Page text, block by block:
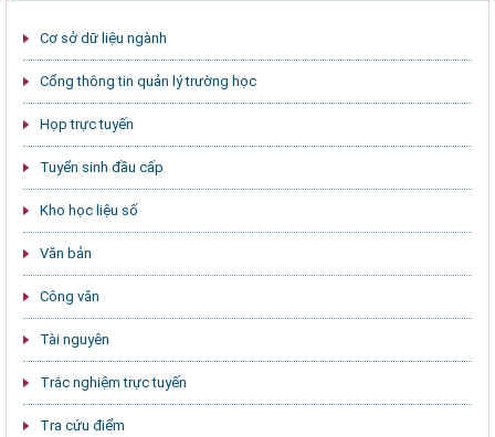
Cơ sở dữ liệu ngành
Cổng thông tin quản lý trường học
Họp trực tuyến
Tuyển sinh đầu cấp
Kho học liệu số
Văn bản
Công văn
Tài nguyên
Trắc nghiệm trực tuyến
Tra cứu điểm